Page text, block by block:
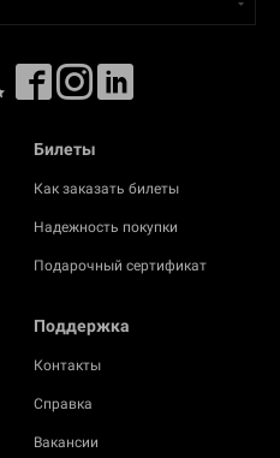
Билеты
Как заказать билеты
Надежность покупки
Подарочный сертификат
Поддержка
Контакты
Справка
Вакансии